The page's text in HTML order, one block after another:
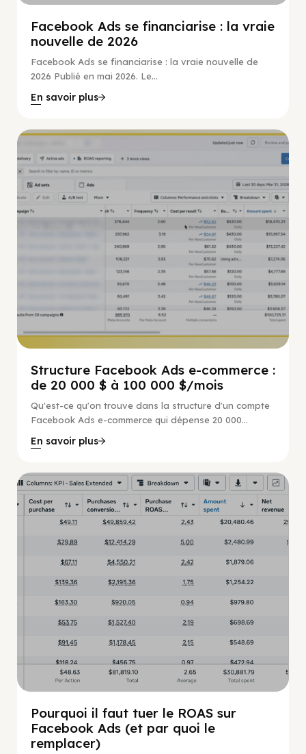
Facebook Ads se financiarise : la vraie
nouvelle de 2026
Facebook Ads se financiarise : la vraie nouvelle de
2026 Publié en mai 2026. Le...
En savoir plus
Structure Facebook Ads e-commerce :
de 20 000 $ à 100 000 $/mois
Qu'est-ce qu'on trouve dans la structure d'un compte
Facebook Ads e-commerce qui dépense 20 000...
En savoir plus
Guide Facebook
Pourquoi il faut tuer le ROAS sur
Facebook Ads (et par quoi le
remplacer)